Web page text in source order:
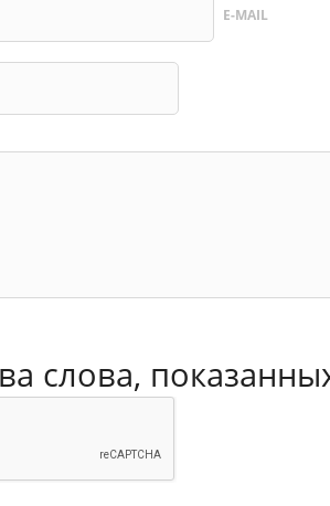
E-MAIL
слова,